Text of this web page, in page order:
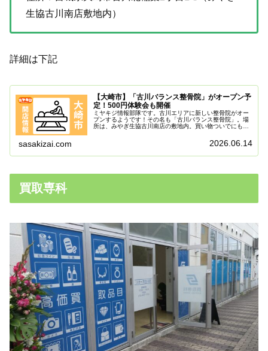
生協古川南店敷地内）
詳細は下記
【大崎市】「古川バランス整骨院」がオープン予
定！500円体験会も開催
ミヤキジ情報部隊です。古川エリアに新しい整骨院がオー
プンするようです！その名も「古川バランス整骨院」。場
所は、みやぎ生協古川南店の敷地内。買い物ついでにも立
sasakizai.com 2026.06.14
買取専科